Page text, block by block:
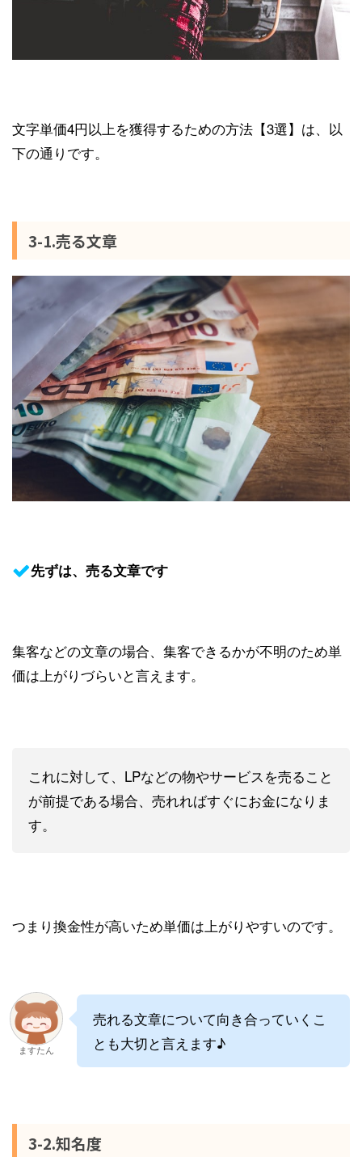
文字単価4円以上を獲得するための方法【3選】は、以
下の通りです。
3-1.売る文章
先ずは、売る文章です
集客などの文章の場合、集客できるかが不明のため単
価は上がりづらいと言えます。
これに対して、LPなどの物やサービスを売ること
が前提である場合、売れればすぐにお金になりま
す。
つまり換金性が高いため単価は上がりやすいのです。
ますたん
売れる文章について向き合っていくこ
とも大切と言えます♪
3-2.知名度